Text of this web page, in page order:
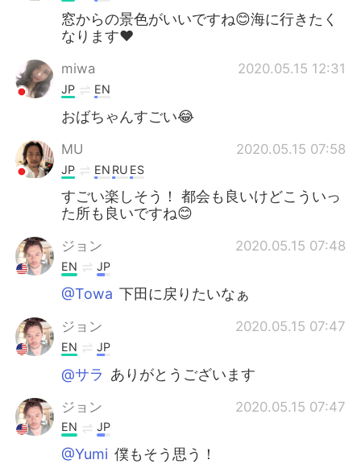
窓からの景色がいいですね😊海に行きたく
なります❤️
miwa 2020.05.15 12:31
JP EN
おばちゃんすごい😂
MU 2020.05.15 07:58
JP EN RU ES
すごい楽しそう！ 都会も良いけどこういっ
た所も良いですね😊
ジョン 2020.05.15 07:48
EN JP
@Towa 下田に戻りたいなぁ
ジョン 2020.05.15 07:47
EN JP
@サラ ありがとうございます
ジョン 2020.05.15 07:47
EN JP
@Yumi 僕もそう思う！